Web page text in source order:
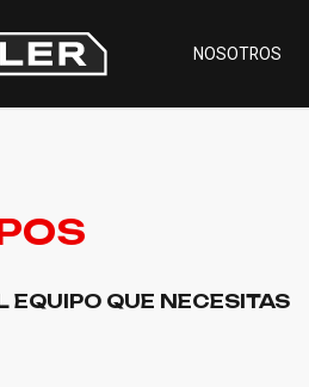
NOSOTROS
EQUIPO QUE NECESITAS